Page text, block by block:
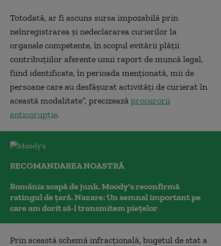
Totodată, ar fi ascuns sursa impozabilă prin
neînregistrarea şi nedeclararea curierilor la
organele competente, în scopul evitării plăţii
contribuţiilor aferente unui raport de muncă legal,
fiind identificate, în perioada menţionată, mii de
persoane care au desfăşurat activităţi de curierat în
această modalitate”, precizeazăprocurorii
anticorupţie.
RECOMANDAREA NOASTRĂ
România scapă de junk. Moody's reconfirmă
ratingul de țară. Nazare: Un semnal important pe
care am dorit să-l transmitem piețelor
Prin această schemă infracţională, bugetul de stat a